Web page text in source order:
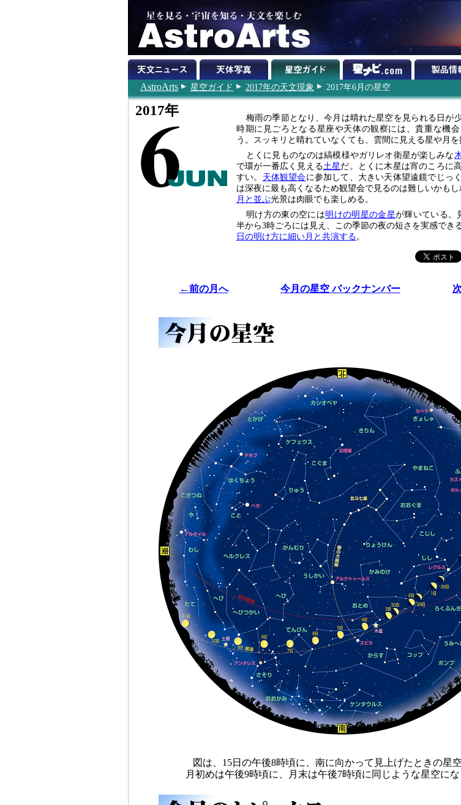
AstroArts 星空ガイド 2017年の天文現象 2017年6月の星空
2017年
梅雨の季節となり、今月は晴れた星空を見られる日が
時期に見ごろとなる星座や天体の観察には、貴重な機
う。スッキリと晴れていなくても、雲間に見える星や月を
とくに見ものなのは縞模様やガリレオ衛星が楽しみな
で環が一番広く見える土星だ。とくに木星は宵のころに
すい。 天体観望会に参加して、大きい天体望遠鏡でじっ
は深夜に最も高くなるため観望会で見るのは難しいかもし
月と並ぶ光景は肉眼でも楽しめる。
明け方の東の空には明けの明星の金星が輝いている。
半から3時ごろには見え、この季節の夜の短さを実感でき
日の明け方に細い月と共演する。
←前の月へ 今月の星空 バックナンバー
図は、15日の午後8時頃に、南に向かって見上げたときの星空
月初めは午後9時頃に、月末は午後7時頃に同じような星空にな